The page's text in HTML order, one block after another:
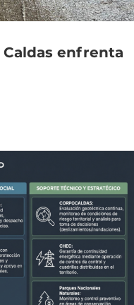
Caldas enfrenta